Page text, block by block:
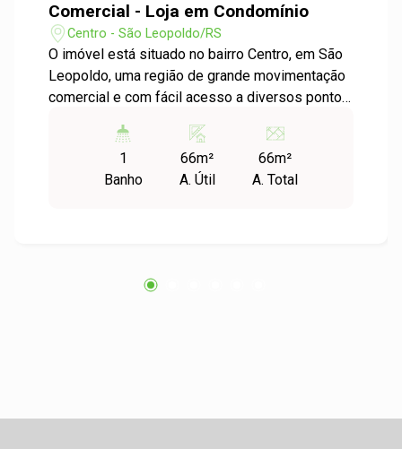
Comercial - Loja em Condomínio
Centro - São Leopoldo/RS
O imóvel está situado no bairro Centro, em São
Leopoldo, uma região de grande movimentação
comercial e com fácil acesso a diversos pontos
condomínio , proporcionando segurança e
comodidade para o seu negócio. Com uma área
útil de 65,72m², o espaço é ideal para diversos
excelente visibilidade e fluxo de clientes. Essa
estabelecer o seu negócio em um local
1
Banho
66m²
A. Útil
66m²
A. Total